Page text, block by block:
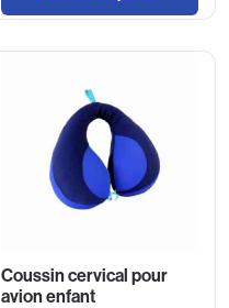
Coussin cervical pour
avion enfant